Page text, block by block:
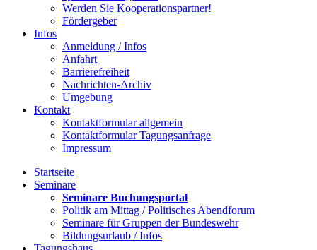
Werden Sie Kooperationspartner!
Fördergeber
Infos
Anmeldung / Infos
Anfahrt
Barrierefreiheit
Nachrichten-Archiv
Umgebung
Kontakt
Kontaktformular allgemein
Kontaktformular Tagungsanfrage
Impressum
Startseite
Seminare
Seminare Buchungsportal
Politik am Mittag / Politisches Abendforum
Seminare für Gruppen der Bundeswehr
Bildungsurlaub / Infos